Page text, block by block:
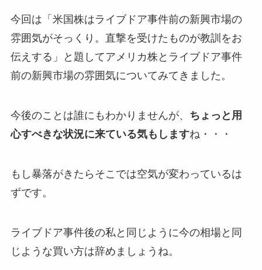
今回は「米国株はライブドア事件前の新興市場の
雰囲気がそっくり。直撃を受けたものが教訓をお
伝えする」と題してアメリカ株とライブドア事件
前の新興市場の雰囲気についてみてきました。
今後のことは誰にもわかりませんが、 ちょっと用
心すべきな状況に来ている気もしますね・・・
もし暴落がきたらそこでは空気が変わっているは
ずです。
ライブドア事件後の私と同じように今の相場と同
じような買い方は辞めましょうね。